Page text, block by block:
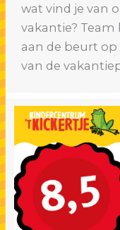
wat vind je van
vakantie? Team
aan de beurt
van de